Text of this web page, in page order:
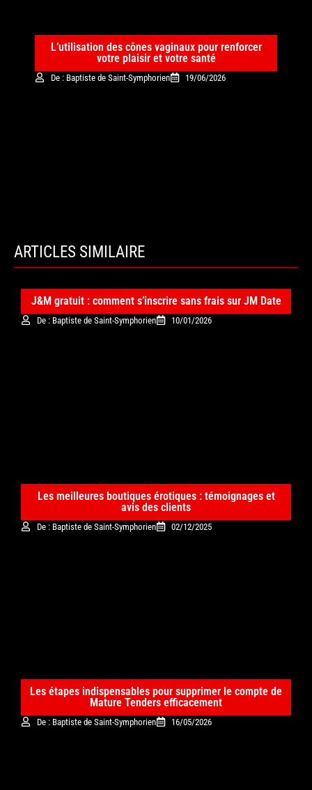
L’utilisation des cônes vaginaux pour renforcer
votre plaisir et votre santé
De : Baptiste de Saint-Symphorien 19/06/2026
ARTICLES SIMILAIRE
J&M gratuit : comment s’inscrire sans frais sur JM Date
De : Baptiste de Saint-Symphorien 10/01/2026
Les meilleures boutiques érotiques : témoignages et
avis des clients
De : Baptiste de Saint-Symphorien 02/12/2025
Les étapes indispensables pour supprimer le compte de
Mature Tenders efficacement
De : Baptiste de Saint-Symphorien 16/05/2026